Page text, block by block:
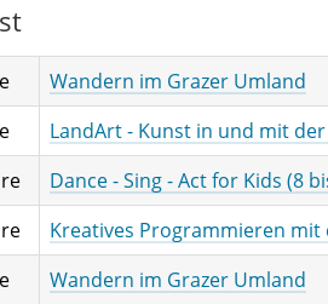
Wandern im Grazer Umland
LandArt - Kunst in und mit
Dance - Sing - Act for Kids (8
Kreatives Programmieren
Wandern im Grazer Umland